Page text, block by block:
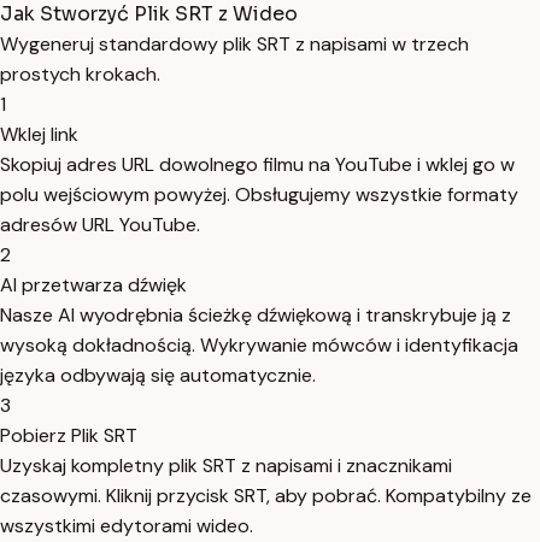
Jak Stworzyć Plik SRT z Wideo
Wygeneruj standardowy plik SRT z napisami w trzech
prostych krokach.
1
Wklej link
Skopiuj adres URL dowolnego filmu na YouTube i wklej go w
polu wejściowym powyżej. Obsługujemy wszystkie formaty
adresów URL YouTube.
2
AI przetwarza dźwięk
Nasze AI wyodrębnia ścieżkę dźwiękową i transkrybuje ją z
wysoką dokładnością. Wykrywanie mówców i identyfikacja
języka odbywają się automatycznie.
3
Pobierz Plik SRT
Uzyskaj kompletny plik SRT z napisami i znacznikami
czasowymi. Kliknij przycisk SRT, aby pobrać. Kompatybilny ze
wszystkimi edytorami wideo.